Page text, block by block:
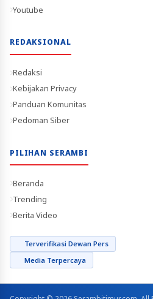
Youtube
REDAKSIONAL
Redaksi
Kebijakan Privacy
Panduan Komunitas
Pedoman Siber
PILIHAN SERAMBI
Beranda
Trending
Berita Video
Terverifikasi Dewan Pers
Media Terpercaya